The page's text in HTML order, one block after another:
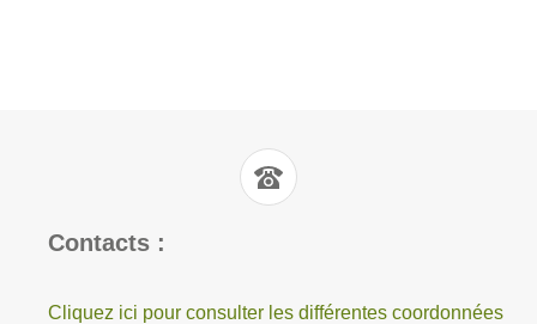
Contacts :
Cliquez ici pour consulter les différentes coordonnées